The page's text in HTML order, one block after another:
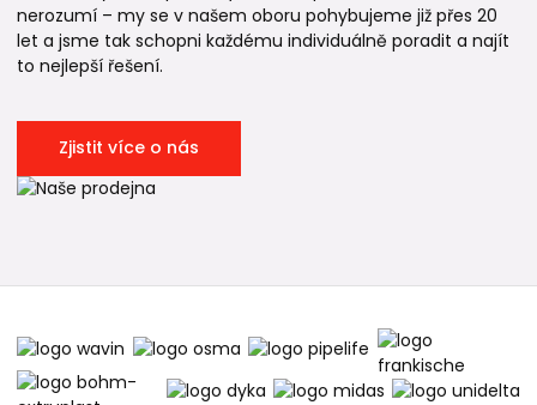
nerozumí – my se v našem oboru pohybujeme již přes 20
let a jsme tak schopni každému individuálně poradit a najít
to nejlepší řešení.
Zjistit více o nás